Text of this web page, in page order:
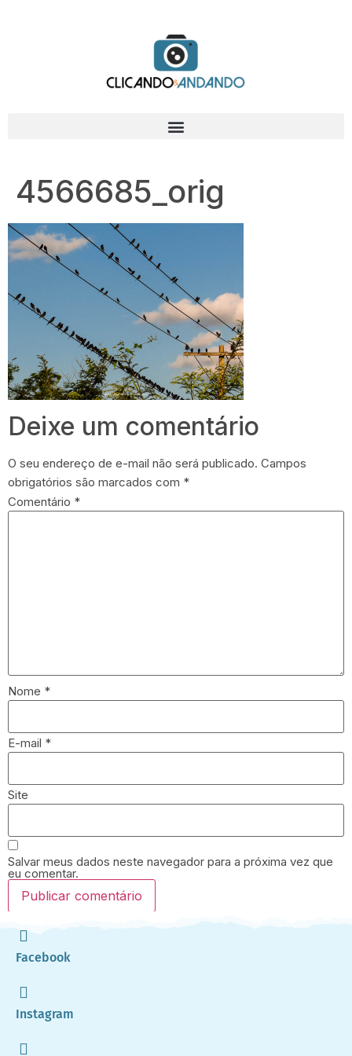
4566685_orig
Deixe um comentário
O seu endereço de e-mail não será publicado. Campos
obrigatórios são marcados com *
Comentário *
Nome *
E-mail *
Site
Salvar meus dados neste navegador para a próxima vez que
eu comentar.
Facebook
Instagram